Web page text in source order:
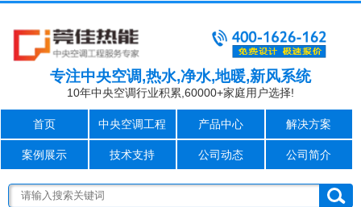
专注中央空调,热水,净水,地暖,新风系统
10年中央空调行业积累,60000+家庭用户选择!
首页 中央空调工程 产品中心 解决方案
案例展示 技术支持 公司动态 公司简介